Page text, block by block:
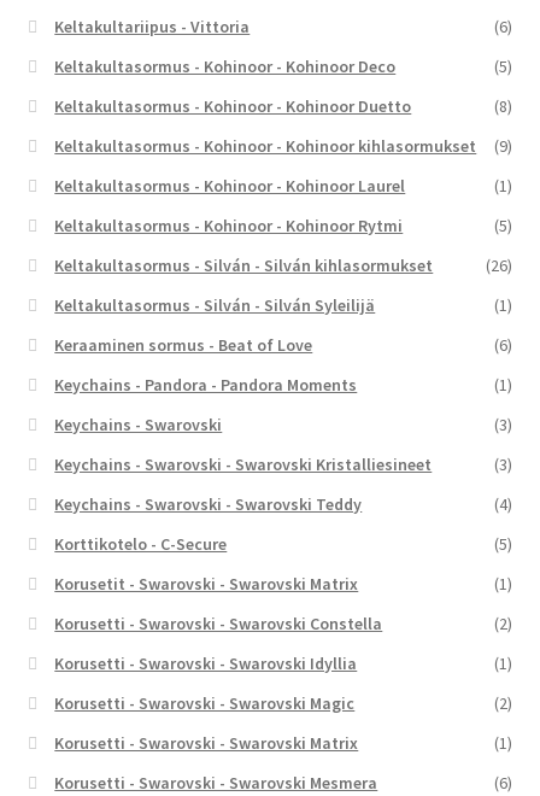
Keltakultariipus - Vittoria
(6)
Keltakultasormus - Kohinoor - Kohinoor Deco
(5)
Keltakultasormus - Kohinoor - Kohinoor Duetto
(8)
Keltakultasormus - Kohinoor - Kohinoor kihlasormukset
(9)
Keltakultasormus - Kohinoor - Kohinoor Laurel
(1)
Keltakultasormus - Kohinoor - Kohinoor Rytmi
(5)
Keltakultasormus - Silván - Silván kihlasormukset
(26)
Keltakultasormus - Silván - Silván Syleilijä
(1)
Keraaminen sormus - Beat of Love
(6)
Keychains - Pandora - Pandora Moments
(1)
Keychains - Swarovski
(3)
Keychains - Swarovski - Swarovski Kristalliesineet
(3)
Keychains - Swarovski - Swarovski Teddy
(4)
Korttikotelo - C-Secure
(5)
Korusetit - Swarovski - Swarovski Matrix
(1)
Korusetti - Swarovski - Swarovski Constella
(2)
Korusetti - Swarovski - Swarovski Idyllia
(1)
Korusetti - Swarovski - Swarovski Magic
(2)
Korusetti - Swarovski - Swarovski Matrix
(1)
Korusetti - Swarovski - Swarovski Mesmera
(6)